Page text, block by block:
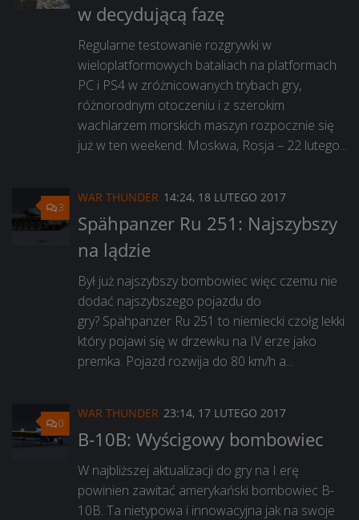
w decydującą fazę
Regularne testowanie rozgrywki w
wieloplatformowych bataliach na platformach
PC i PS4 w zróżnicowanych trybach gry,
różnorodnym otoczeniu i z szerokim
wachlarzem morskich maszyn rozpocznie się
już w ten weekend. Moskwa, Rosja – 22 lutego...
3
WAR THUNDER 14:24, 18 LUTEGO 2017
Spähpanzer Ru 251: Najszybszy
na lądzie
Był już najszybszy bombowiec więc czemu nie
dodać najszybszego pojazdu do
gry? Spähpanzer Ru 251 to niemiecki czołg lekki
który pojawi się w drzewku na IV erze jako
premka. Pojazd rozwija do 80 km/h a...
0
WAR THUNDER 23:14, 17 LUTEGO 2017
B-10B: Wyścigowy bombowiec
W najbliższej aktualizacji do gry na I erę
powinien zawitać amerykański bombowiec B-
10B. Ta nietypowa i innowacyjna jak na swoje